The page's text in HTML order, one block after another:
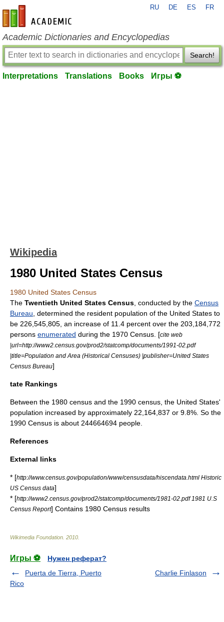
en-academic.com
RU DE ES FR
Academic Dictionaries and Encyclopedias
Search!
Interpretations Translations Books Игры ⚽
Wikipedia
1980 United States Census
1980 United States Census
The Twentieth United States Census , conducted by the Census
Bureau , determined the resident population of the United States to
be 226,545,805, an increase of 11.4 percent over the 203,184,772
persons enumerated during the 1970 Census. [cite web
|url=http://www2.census.gov/prod2/statcomp/documents/1991-02.pdf
|title=Population and Area (Historical Censuses) |publisher=United States
Census Bureau]
tate Rankings
Between the 1980 census and the 1990 census, the United States'
population increased by approximately 22,164,837 or 9.8%. So the
1990 Census is about 244664694 people.
References
External links
* [http://www.census.gov/population/www/censusdata/hiscendata.html Historic
US Census data]
* [http://www2.census.gov/prod2/statcomp/documents/1981-02.pdf 1981 U.S
Census Report] Contains 1980 Census results
Wikimedia Foundation 2010
Игры ⚽
Нужен реферат?
Puerta de Tierra, Puerto
Rico
Charlie Finlason